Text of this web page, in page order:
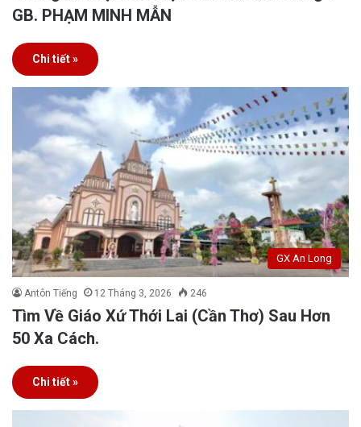
GB. PHẠM MINH MẪN
Chi tiết »
GX An Long
Antôn Tiếng 12 Tháng 3, 2026 246
Tìm Về Giáo Xứ Thới Lai (Cần Thơ) Sau Hơn
50 Xa Cách.
Chi tiết »